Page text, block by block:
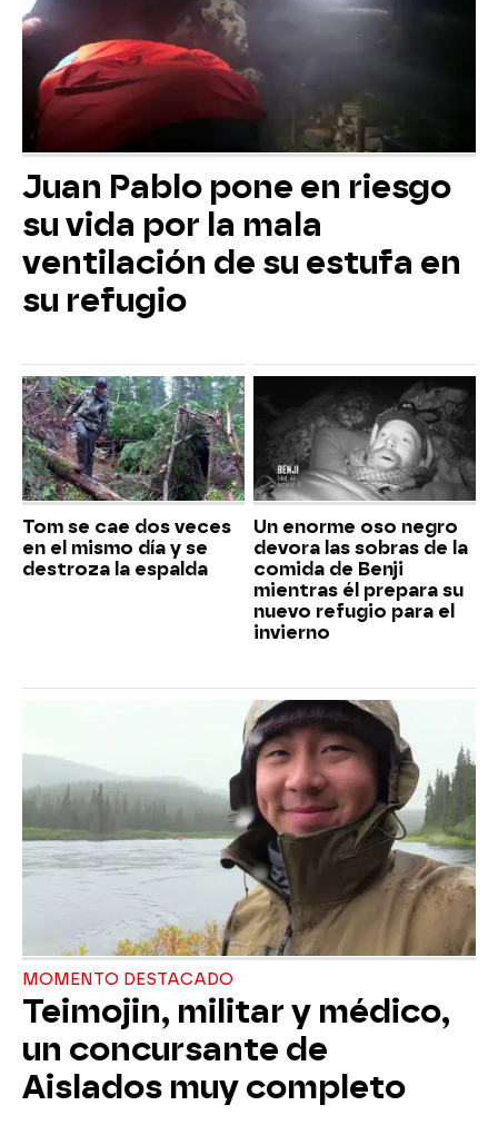
Juan Pablo pone en riesgo
su vida por la mala
ventilación de su estufa en
su refugio
Tom se cae dos veces
en el mismo día y se
destroza la espalda
Un enorme oso negro
devora las sobras de la
comida de Benji
mientras él prepara su
nuevo refugio para el
invierno
MOMENTO DESTACADO
Teimojin, militar y médico,
un concursante de
Aislados muy completo